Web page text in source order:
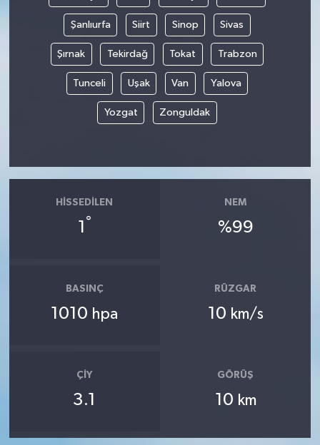
Şanlıurfa Siirt Sinop Sivas
Şırnak Tekirdağ Tokat Trabzon
Tunceli Uşak Van Yalova
Yozgat Zonguldak
HISSEDILEN
1 °
NEM
%99
BASINÇ
1010 hpa
RÜZGAR
10 km/s
ÇIY
3.1
GÖRÜŞ
10 km